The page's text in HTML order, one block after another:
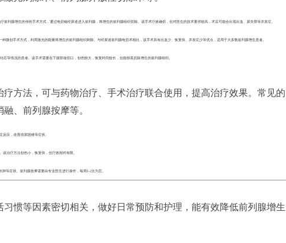
疗前列腺增生的传统手术方式，通过电切镜经尿道进入前列腺，将增生的前列腺组织切除。该手术疗效确切，但对医生的技术要求较高，术后可能会出现出血、尿失禁等并发症。
种微创手术方式，利用激光的能量将增生的前列腺组织剜除。与经尿道前列腺电切术相比，该手术具有出血少、恢复快、并发症少等优点，适用于大多数前列腺增生患者。
石等情况的患者。该手术需要在下腹部做切口，创伤较大，恢复时间较长，但能彻底切除增生的前列腺组织。
方法，可与药物治疗、手术治疗联合使用，提高治疗效果。常见的
、前列腺按摩等。
反应，改善排尿困难等症状。
该治疗方法创伤小，恢复快，但疗效相对有限。
等症状。前列腺按摩需要由专业医生进行操作，每周1-2次为宜。
惯等因素密切相关，做好日常预防和护理，能有效降低前列腺增生